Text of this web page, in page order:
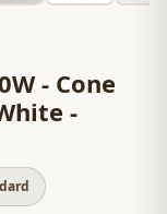
- Cone
-